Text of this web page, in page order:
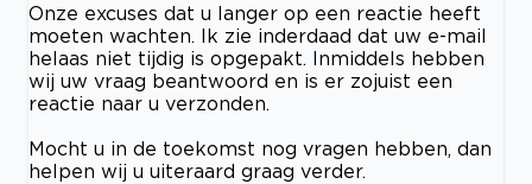
Onze excuses dat u langer op een reactie heeft
moeten wachten. Ik zie inderdaad dat uw e-mail
helaas niet tijdig is opgepakt. Inmiddels hebben
wij uw vraag beantwoord en is er zojuist een
reactie naar u verzonden.
Mocht u in de toekomst nog vragen hebben, dan
helpen wij u uiteraard graag verder.